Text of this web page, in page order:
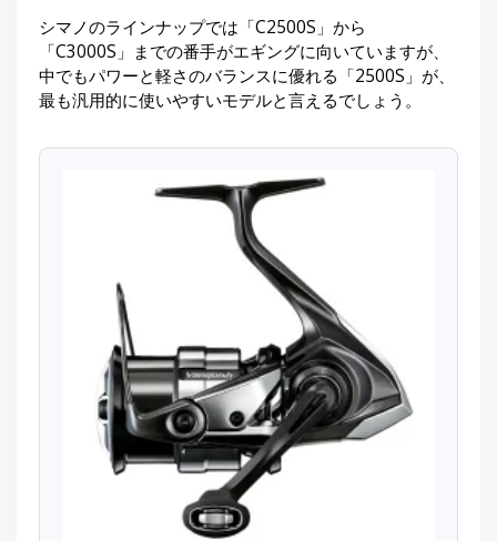
シマノのラインナップでは「C2500S」から
「C3000S」までの番手がエギングに向いていますが、
中でもパワーと軽さのバランスに優れる「2500S」が、
最も汎用的に使いやすいモデルと言えるでしょう。